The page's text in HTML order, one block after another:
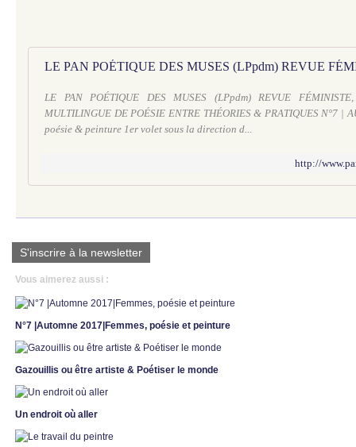
LE PAN POÉTIQUE DES MUSES (LPpdm) REVUE
MULTILINGUE DE POÉSIE ENTRE THÉORIES & PRATIQUES N°7 |
poésie & peinture 1er volet sous la direction d...
http://
S'inscrire à la newsletter
Vous aimerez aussi :
N°7 |Automne 2017|Femmes, poésie et peinture
Gazouillis ou être artiste & Poétiser le monde
Un endroit où aller